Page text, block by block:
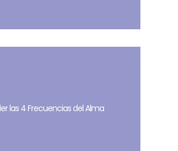
las 4 Frecuencias del Alma